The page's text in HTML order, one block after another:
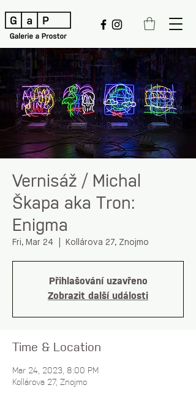
Vernisáž / Michal
Škapa aka Tron:
Enigma
Fri, Mar 24 Kollárova 27, Znojmo
Přihlašování uzavřeno
Zobrazit další události
Time & Location
Mar 24, 2023, 8:00 PM
Kollárova 27, Znojmo